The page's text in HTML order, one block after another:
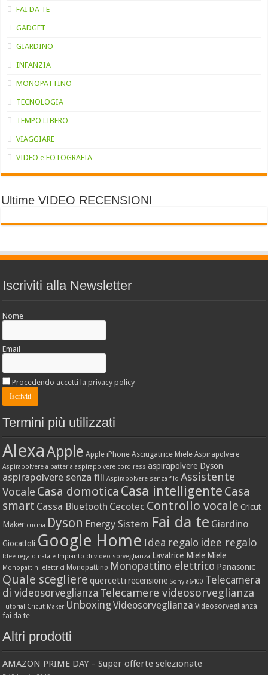
FAI DA TE
GADGET
GIARDINO
INFANZIA
MONOPATTINO
TECNOLOGIA
TEMPO LIBERO
VIAGGIARE
VIDEO e FOTOGRAFIA
Ultime VIDEO RECENSIONI
Iscriviti alla Newsletter
Nome
Email
Procedendo accetti la privacy policy
Termini più utilizzati
AlexaApple Apple iPhone Asciugatrice Miele Aspirapolvere
Aspirapolvere a batteria aspirapolvere cordlress aspirapolvere Dyson
aspirapolvere senza fili Aspirapolvere senza filo Assistente
Vocale Casa domotica Casa intelligente Casa
smart Cassa Bluetooth Cecotec Controllo vocale Cricut
Maker cucina Dyson Energy Sistem Fai da te Giardino
Giocattoli Google Home Idea regalo idee regalo
Idee regalo natale Impianto di video sorveglianza Lavatrice Miele Miele
Monopattini elettrici Monopattino Monopattino elettrico Panasonic
Quale scegliere quercetti recensione Sony a6400 Telecamera
di videosorveglianza Telecamere videosorveglianza
Tutorial Cricut Maker UnboxingVideosorveglianza Videosorveglianza
fai da te
Altri prodotti
AMAZON PRIME DAY – Super offerte selezionate